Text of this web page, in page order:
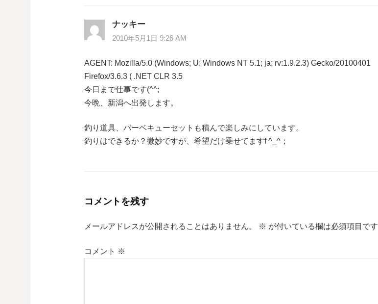
ナッキー
2010年5月1日 9:26 AM
AGENT: Mozilla/5.0 (Windows; U; Windows NT 5.1; ja; rv:1.9.2.3) Gecko/20100401
Firefox/3.6.3 ( .NET CLR 3.5
今日まで仕事です(^^;
今晩、新潟へ出発します。
釣り道具、バーベキューセットも積んで楽しみにしています。
釣りはできるか？微妙ですが、希望だけ乗せてますf ^_^；
コメントを残す
メールアドレスが公開されることはありません。 ※ が付いている欄は必須項目です
コメント ※